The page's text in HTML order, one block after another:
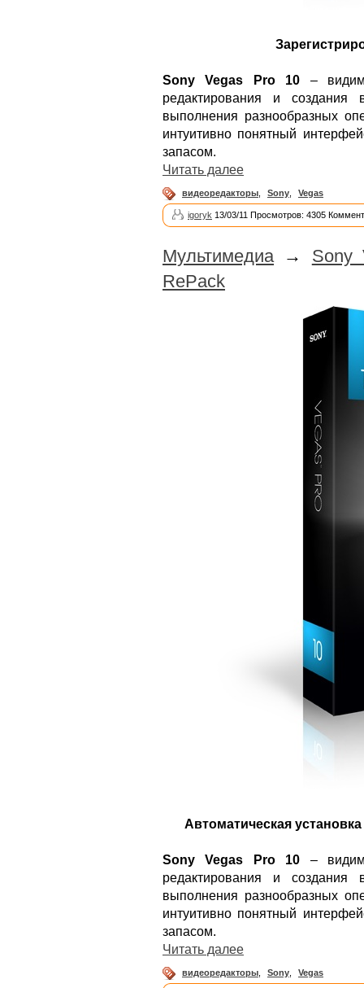
Sony Vegas Pro 10 –
редактирования и
выполнения разнообразных
интуитивно понятный
запасом.
Читать далее
видеоредакторы Sony Vegas
igoryk 13/03/11 Просмотров: 4305
Мультимедиа→ Sony
RePack
Автоматическая
Sony Vegas Pro 10 –
редактирования и
выполнения разнообразных
интуитивно понятный
запасом.
Читать далее
видеоредакторы Sony Vegas